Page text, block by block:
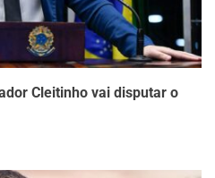
Cleitinho vai disputar o